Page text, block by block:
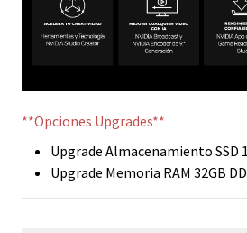
**Opciones Upgrades**
Upgrade Almacenamiento SSD
Upgrade Memoria RAM 32GB